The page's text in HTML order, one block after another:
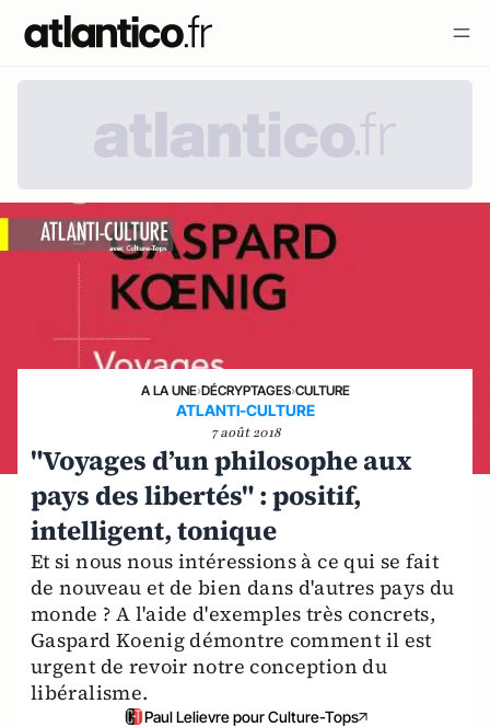
A LA UNE›DÉCRYPTAGES›CULTURE
ATLANTI-CULTURE
7 août 2018
"Voyages d’un philosophe aux
pays des libertés" : positif,
intelligent, tonique
Et si nous nous intéressions à ce qui se fait
de nouveau et de bien dans d'autres pays du
monde ? A l'aide d'exemples très concrets,
Gaspard Koenig démontre comment il est
urgent de revoir notre conception du
libéralisme.
Paul Lelievre pour Culture-Tops